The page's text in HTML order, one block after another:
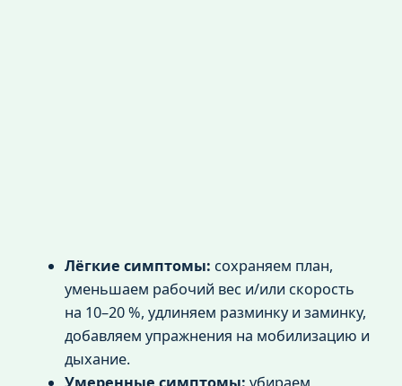
Лёгкие симптомы: сохраняем план,
уменьшаем рабочий вес и/или скорость
на 10–20 %, удлиняем разминку и заминку,
добавляем упражнения на мобилизацию и
дыхание.